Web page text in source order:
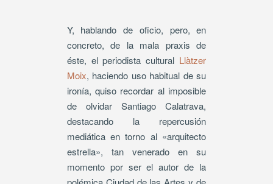
Y, hablando de oficio, pero, en
concreto, de la mala praxis de
éste, el periodista cultural Llàtzer
Moix, haciendo uso habitual de su
ironía, quiso recordar al imposible
de olvidar Santiago Calatrava,
destacando la repercusión
mediática en torno al «arquitecto
estrella», tan venerado en su
momento por ser el autor de la